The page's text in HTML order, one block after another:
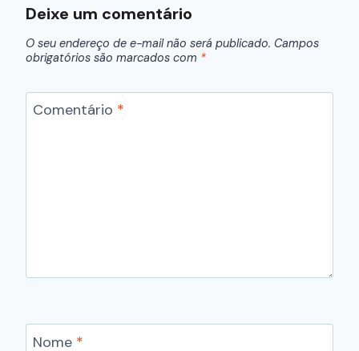
Deixe um comentário
O seu endereço de e-mail não será publicado. Campos
obrigatórios são marcados com *
Comentário *
Nome *